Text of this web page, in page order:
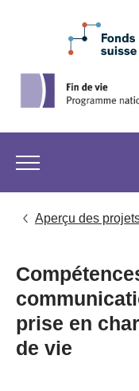
Aperçu des
prise en
de vie